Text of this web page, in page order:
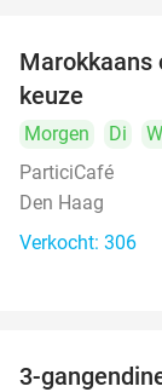
Marokkaans
keuze
Morgen Di
ParticiCafé
Den Haag
Verkocht: 306
3-